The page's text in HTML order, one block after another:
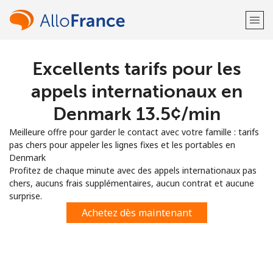
Bienvenue!
Vous avez déjà un compte?
S'enregistrer avec
ou
Excellents tarifs pour les
appels internationaux en
Denmark ⁦13.5¢⁩/min
Meilleure offre pour garder le contact avec votre famille : tarifs
pas chers pour appeler les lignes fixes et les portables en
Denmark
Profitez de chaque minute avec des appels internationaux pas
chers, aucuns frais supplémentaires, aucun contrat et aucune
surprise.
Achetez dès maintenant